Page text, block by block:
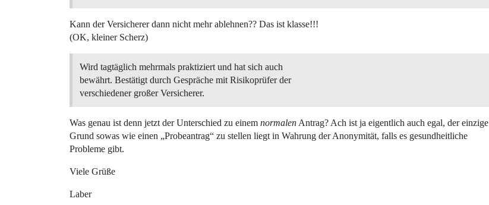
Kann der Versicherer dann nicht mehr ablehnen?? Das ist klasse!!!
(OK, kleiner Scherz)
Wird tagtäglich mehrmals praktiziert und hat sich auch
bewährt. Bestätigt durch Gespräche mit Risikoprüfer der
verschiedener großer Versicherer.
Was genau ist denn jetzt der Unterschied zu einem normalen Antrag? Ach ist ja eigentlich auch egal, der einzige
Grund sowas wie einen „Probeantrag“ zu stellen liegt in Wahrung der Anonymität, falls es gesundheitliche
Probleme gibt.
Viele Grüße
Laber